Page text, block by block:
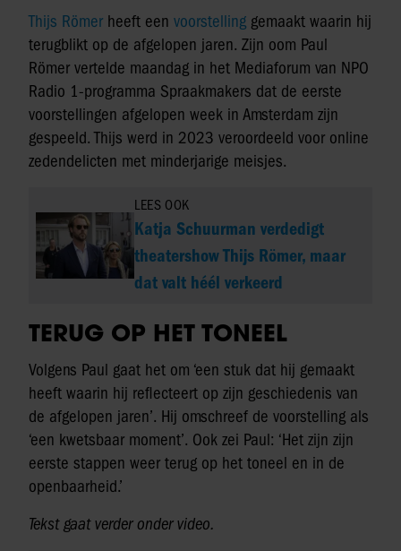
Thijs Römer heeft een voorstelling gemaakt waarin hij
terugblikt op de afgelopen jaren. Zijn oom Paul
Römer vertelde maandag in het Mediaforum van NPO
Radio 1-programma Spraakmakers dat de eerste
voorstellingen afgelopen week in Amsterdam zijn
gespeeld. Thijs werd in 2023 veroordeeld voor online
zedendelicten met minderjarige meisjes.
LEES OOK
Katja Schuurman verdedigt
theatershow Thijs Römer, maar
dat valt héél verkeerd
TERUG OP HET TONEEL
Volgens Paul gaat het om ‘een stuk dat hij gemaakt
heeft waarin hij reflecteert op zijn geschiedenis van
de afgelopen jaren’. Hij omschreef de voorstelling als
‘een kwetsbaar moment’. Ook zei Paul: ‘Het zijn zijn
eerste stappen weer terug op het toneel en in de
openbaarheid.’
Tekst gaat verder onder video.